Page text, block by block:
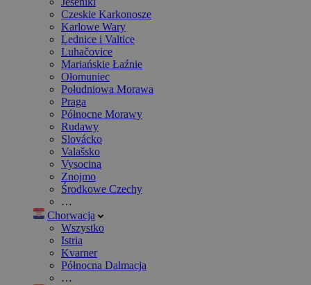
Czeskie Karkonosze
Karlowe Wary
Lednice i Valtice
Luhačovice
Mariańskie Łaźnie
Ołomuniec
Południowa Morawa
Praga
Północne Morawy
Rudawy
Slovácko
Valašsko
Vysocina
Znojmo
Środkowe Czechy
…
Chorwacja
Wszystko
Istria
Kvarner
Północna Dalmacja
…